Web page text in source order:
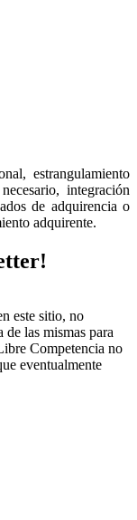
estrangulamiento
integración
de adquirencia o
adquirente.
este sitio, no
las mismas para
Competencia no
eventualmente